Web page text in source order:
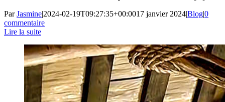
ParJasmine|2024-02-19T09:27:35+00:0017 janvier 2024|Blog|0
commentaire
Lire la suite